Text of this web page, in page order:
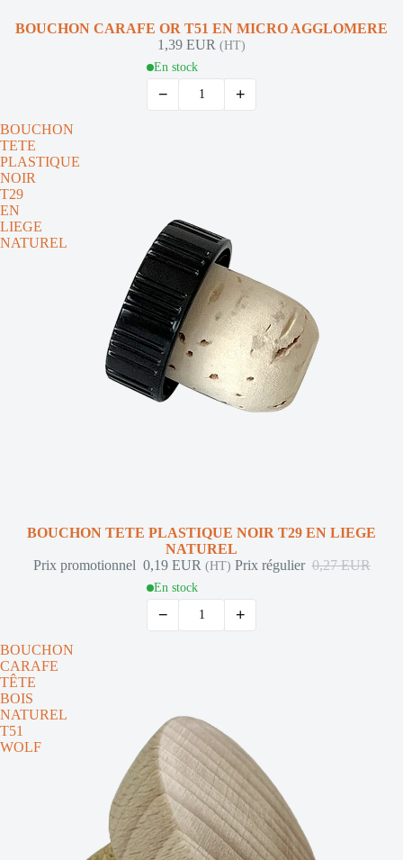
BOUCHON CARAFE OR T51 EN MICRO AGGLOMERE
1,39 EUR (HT)
En stock
− +
BOUCHON
TETE
PLASTIQUE
NOIR
T29
EN
LIEGE
NATUREL
Promotion
BOUCHON TETE PLASTIQUE NOIR T29 EN LIEGE
NATUREL
Prix promotionnel 0,19 EUR (HT) Prix régulier 0,27 EUR
En stock
− +
BOUCHON
CARAFE
TÊTE
BOIS
NATUREL
T51
WOLF